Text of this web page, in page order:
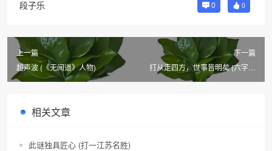
段子乐 0 0
上一篇
超声波 (《无间道》人物)
下一篇
打从走四方，世事皆明矣 (六字电
相关文章
此谜独具匠心 (打一江苏名胜)